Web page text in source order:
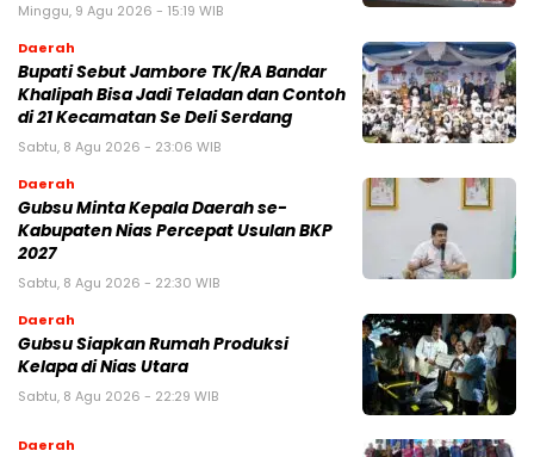
Minggu, 9 Agu 2026 - 15:19 WIB
Daerah
Bupati Sebut Jambore TK/RA Bandar
Khalipah Bisa Jadi Teladan dan Contoh
di 21 Kecamatan Se Deli Serdang
Sabtu, 8 Agu 2026 - 23:06 WIB
Daerah
Gubsu Minta Kepala Daerah se-
Kabupaten Nias Percepat Usulan BKP
2027
Sabtu, 8 Agu 2026 - 22:30 WIB
Daerah
Gubsu Siapkan Rumah Produksi
Kelapa di Nias Utara
Sabtu, 8 Agu 2026 - 22:29 WIB
Daerah